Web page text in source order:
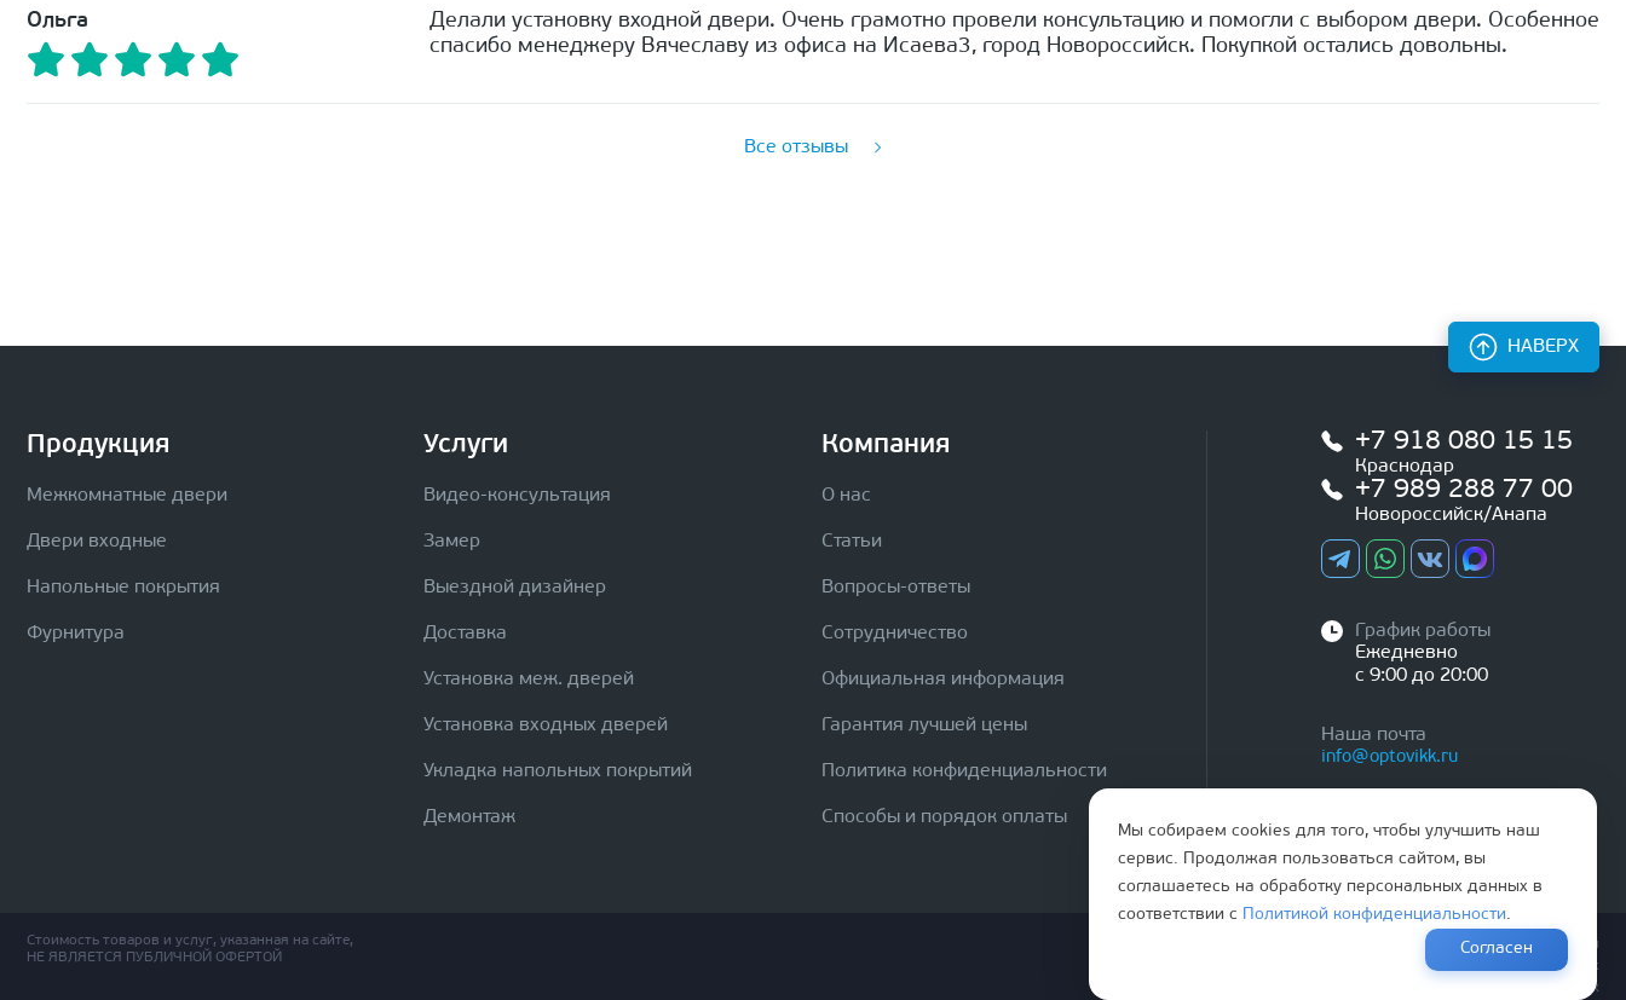
Ольга
Делали установку входной двери. Очень грамотно провели консультацию и помогли с выбором двери. Особенное
спасибо менеджеру Вячеславу из офиса на Исаева3, город Новороссийск. Покупкой остались довольны.
Все отзывы
Продукция
Межкомнатные двери
Двери входные
Напольные покрытия
Фурнитура
Услуги
Видео-консультация
Замер
Выездной дизайнер
Доставка
Установка меж. дверей
Установка входных дверей
Укладка напольных покрытий
Демонтаж
Компания
О нас
Статьи
Вопросы-ответы
Сотрудничество
Официальная информация
Гарантия лучшей цены
Политика конфиденциальности
Способы и порядок оплаты
+7 918 080 15 15
Краснодар
+7 989 288 77 00
Новороссийск/Анапа
График работы
Ежедневно
с 9:00 до 20:00
Наша почта
info@optovikk.ru
НАВЕРХ
Стоимость товаров и услуг, указанная на сайте,
НЕ ЯВЛЯЕТСЯ ПУБЛИЧНОЙ ОФЕРТОЙ
Правила эксплутации входных и межкомнатных дверей
Политика обработки персональных данных
Согласие на обработку персональных данных
Мы собираем cookies для того, чтобы улучшить наш
сервис. Продолжая пользоваться сайтом, вы
соглашаетесь на обработку персональных данных в
соответствии с
Политикой конфиденциальности.
Согласен